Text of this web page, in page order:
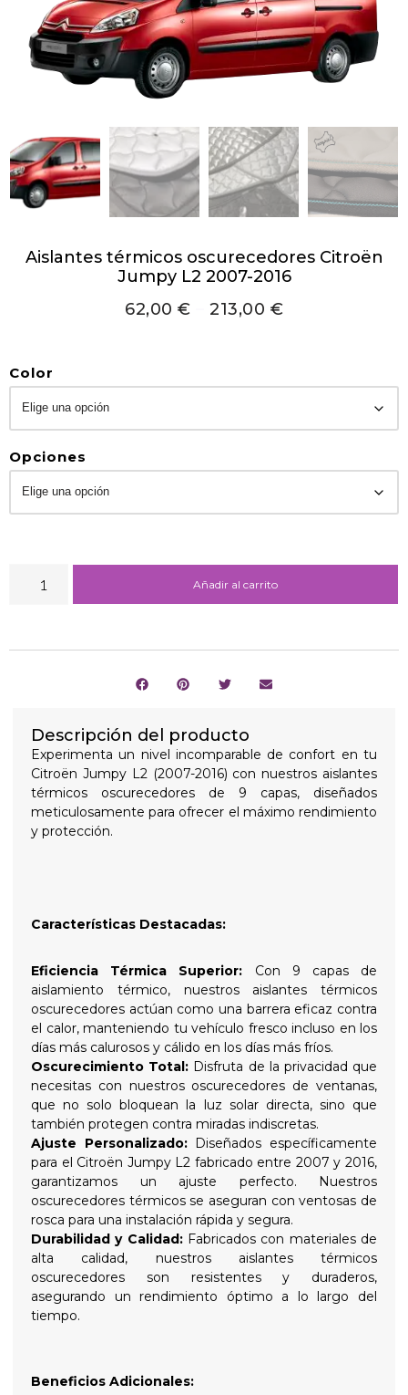
Aislantes térmicos oscurecedores Citroën
Jumpy L2 2007-2016
62,00 € 213,00 €
Color
Opciones
Añadir al carrito
Descripción del producto
Experimenta un nivel incomparable de confort en tu
Citroën Jumpy L2 (2007-2016) con nuestros aislantes
térmicos oscurecedores de 9 capas, diseñados
meticulosamente para ofrecer el máximo rendimiento
y protección.
Características Destacadas:
Eficiencia Térmica Superior: Con 9 capas de
aislamiento térmico, nuestros aislantes térmicos
oscurecedores actúan como una barrera eficaz contra
el calor, manteniendo tu vehículo fresco incluso en los
días más calurosos y cálido en los días más fríos.
Oscurecimiento Total: Disfruta de la privacidad que
necesitas con nuestros oscurecedores de ventanas,
que no solo bloquean la luz solar directa, sino que
también protegen contra miradas indiscretas.
Ajuste Personalizado:Diseñados específicamente
para el Citroën Jumpy L2 fabricado entre 2007 y 2016,
garantizamos un ajuste perfecto. Nuestros
oscurecedores térmicos se aseguran con ventosas de
rosca para una instalación rápida y segura.
Durabilidad y Calidad:Fabricados con materiales de
alta calidad, nuestros aislantes térmicos
oscurecedores son resistentes y duraderos,
asegurando un rendimiento óptimo a lo largo del
tiempo.
Beneficios Adicionales: